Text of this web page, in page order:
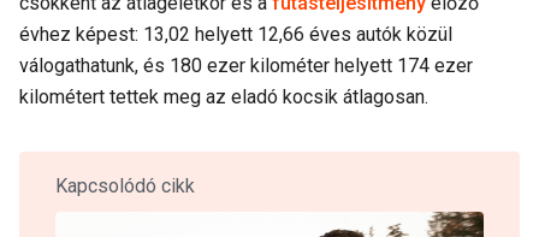
évhez képest: 13,02 helyett 12,66 éves autók közül
válogathatunk, és 180 ezer kilométer helyett 174 ezer
kilométert tettek meg az eladó kocsik átlagosan.
Kapcsolódó cikk